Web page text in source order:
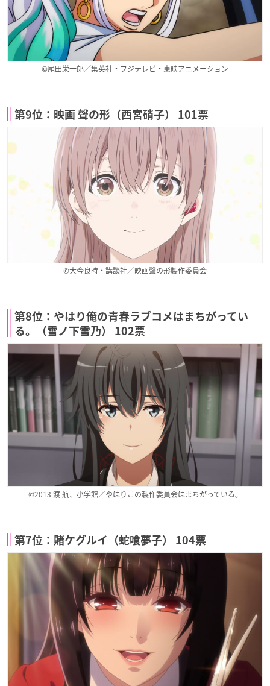
©尾田栄一郎／集英社・フジテレビ・東映アニメーション
第9位：映画 聲の形（西宮硝子） 101票
©大今良時・講談社／映画聲の形製作委員会
第8位：やはり俺の青春ラブコメはまちがってい
る。（雪ノ下雪乃） 102票
©2013 渡 航、小学館／やはりこの製作委員会はまちがっている。
第7位：賭ケグルイ（蛇喰夢子） 104票